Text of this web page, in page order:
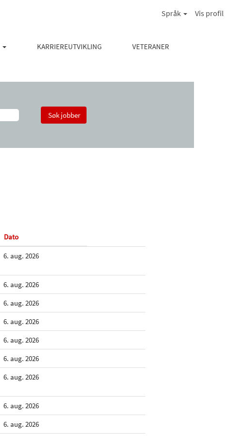
Språk Vis profil
KARRIEREUTVIKLING VETERANER
Dato
6. aug. 2026
6. aug. 2026
6. aug. 2026
6. aug. 2026
6. aug. 2026
6. aug. 2026
6. aug. 2026
6. aug. 2026
6. aug. 2026